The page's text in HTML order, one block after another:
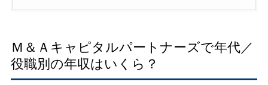
Ｍ＆Ａキャピタルパートナーズで年代／
役職別の年収はいくら？